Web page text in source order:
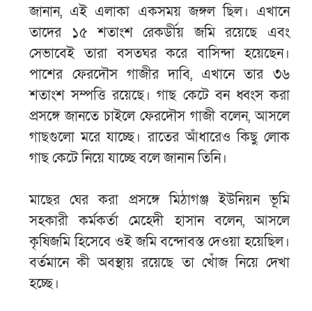
জানান, এই এলাকা একসময় জঙ্গল ছিল। এখানে
তাদের ১৫ শতাংশ রেকর্ডীয় জমি রয়েছে এবং
সেভাবেই তারা বসতঘর করে বাসিন্দা হয়েছেন।
পাশের ফেরদৌস গাজীর দাবি, এখানে তার ৩৬
শতাংশ সম্পত্তি রয়েছে। গাছ কেটে বন ধ্বংস করা
প্রসঙ্গে জানতে চাইলে ফেরদৌস গাজী বলেন, আসলে
গাছগুলো মরে যাচ্ছে। রাতের আঁধারেও কিছু লোক
গাছ কেটে নিয়ে যাচ্ছে বলে জানান তিনি।
মাছের ঘের করা প্রসঙ্গে মিঠাগঞ্জ ইউনিয়ন ভূমি
সহকারী কর্মকর্তা মেহেদী হাসান বলেন, আসলে
কৃষিজমি হিসেবে ওই জমি বন্দোবস্ত দেওয়া হয়েছিল।
বর্তমানে কী অবস্থায় রয়েছে তা খোঁজ নিয়ে দেখা
হচ্ছে।